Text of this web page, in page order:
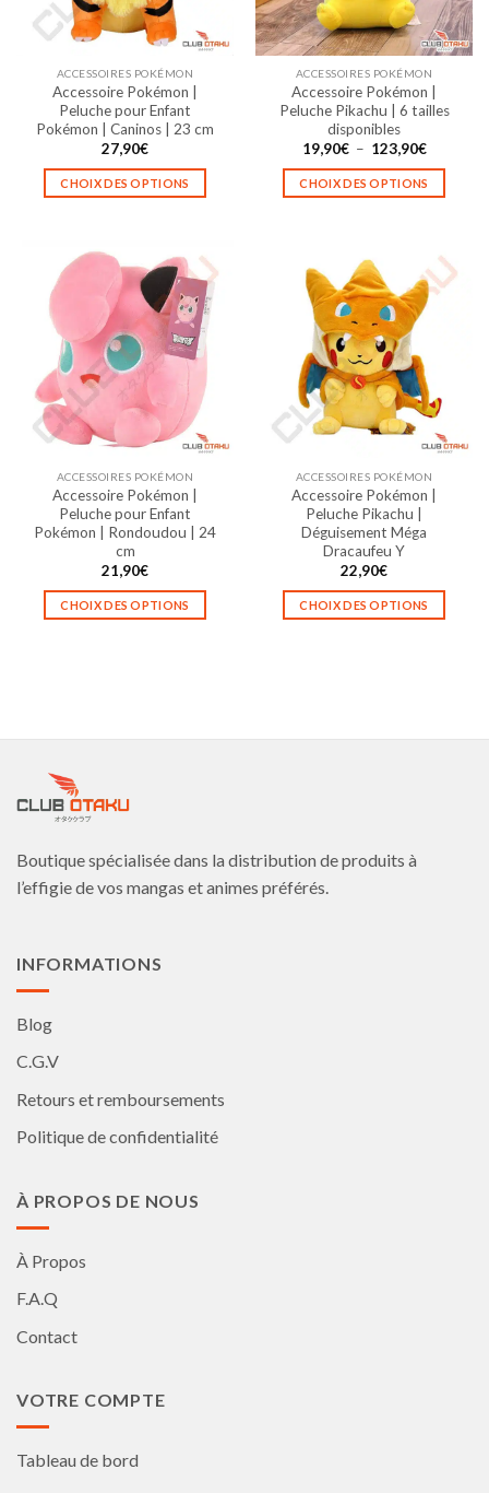
choisies
sur
page
produit
choisies
sur
la
page
du
produit
ACCESSOIRES POKÉMON
Accessoire Pokémon |
Peluche pour Enfant
Pokémon | Caninos | 23 cm
27,90€
CHOIX DES OPTIONS
plusieurs
variations.
Les
options
peuvent
être
choisies
page
du
produit
ACCESSOIRES POKÉMON
Accessoire Pokémon |
Peluche Pikachu | 6 tailles
disponibles
19,90€ – 123,90€Plage
prix :
19,90€
CHOIX DES OPTIONS
plusieurs
variations.
Les
options
peuvent
être
choisies
sur
page
du
produit
ACCESSOIRES POKÉMON
Accessoire Pokémon |
Peluche pour Enfant
Pokémon | Rondoudou | 24
cm
21,90€
CHOIX DES OPTIONS
Les
être
sur
la
ACCESSOIRES POKÉMON
Accessoire Pokémon |
Peluche Pikachu |
Déguisement Méga
Dracaufeu Y
22,90€
CHOIX DES OPTIONS
Les
sur
Boutique spécialisée dans la distribution de produits à
l’effigie de vos mangas et animes préférés.
INFORMATIONS
Blog
C.G.V
Retours et remboursements
Politique de confidentialité
À PROPOS DE NOUS
À Propos
F.A.Q
Contact
VOTRE COMPTE
Tableau de bord